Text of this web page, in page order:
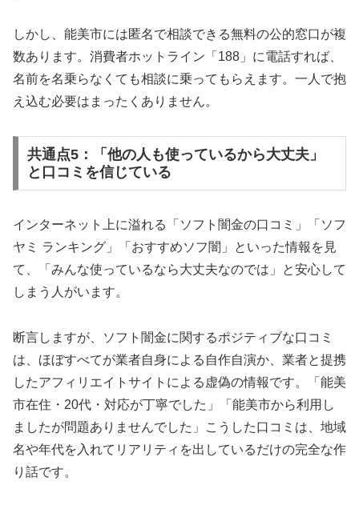
しかし、能美市には匿名で相談できる無料の公的窓口が複
数あります。消費者ホットライン「188」に電話すれば、
名前を名乗らなくても相談に乗ってもらえます。一人で抱
え込む必要はまったくありません。
共通点5：「他の人も使っているから大丈夫」
と口コミを信じている
インターネット上に溢れる「ソフト闇金の口コミ」「ソフ
ヤミ ランキング」「おすすめソフ闇」といった情報を見
て、「みんな使っているなら大丈夫なのでは」と安心して
しまう人がいます。
断言しますが、ソフト闇金に関するポジティブな口コミ
は、ほぼすべてが業者自身による自作自演か、業者と提携
したアフィリエイトサイトによる虚偽の情報です。「能美
市在住・20代・対応が丁寧でした」「能美市から利用し
ましたが問題ありませんでした」こうした口コミは、地域
名や年代を入れてリアリティを出しているだけの完全な作
り話です。